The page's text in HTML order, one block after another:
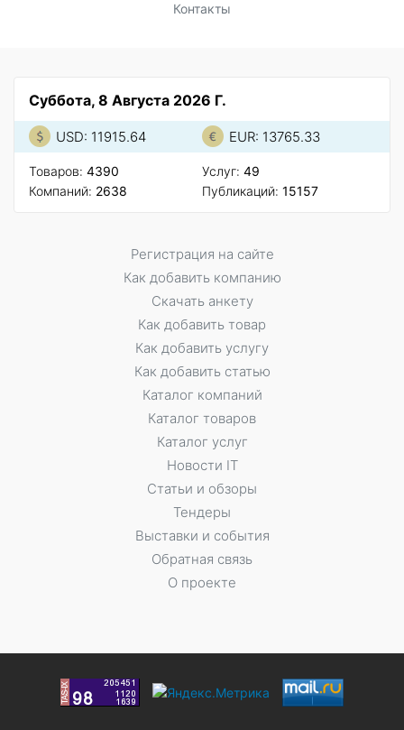
Контакты
Суббота, 8 Августа 2026 Г.
USD: 11915.64 EUR: 13765.33
Товаров: 4390
Компаний: 2638
Услуг: 49
Публикаций: 15157
Регистрация на сайте
Как добавить компанию
Скачать анкету
Как добавить товар
Как добавить услугу
Как добавить статью
Каталог компаний
Каталог товаров
Каталог услуг
Новости IT
Статьи и обзоры
Тендеры
Выставки и события
Обратная связь
О проекте